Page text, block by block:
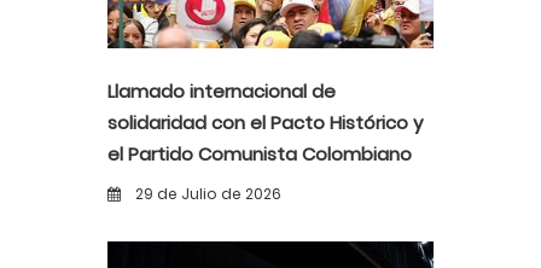
Llamado internacional de
solidaridad con el Pacto Histórico y
el Partido Comunista Colombiano
ante la alerta democrática y la
29 de Julio de 2026